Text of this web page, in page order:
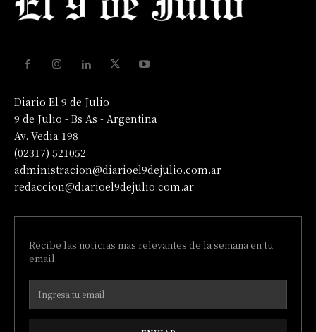
Diario El 9 de Julio
9 de Julio - Bs As - Argentina
Av. Vedia 198
(02317) 521052
administracion@diarioel9dejulio.com.ar
redaccion@diarioel9dejulio.com.ar
Recibe las noticias mas relevantes de la semana en tu
email.